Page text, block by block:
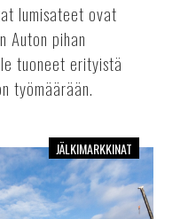
lumisateet ovat
Auton pihan
tuoneet erityistä
työmäärään.
JÄLKIMARKKINAT